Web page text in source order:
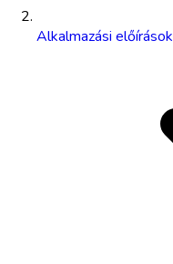
Alkalmazási előírások